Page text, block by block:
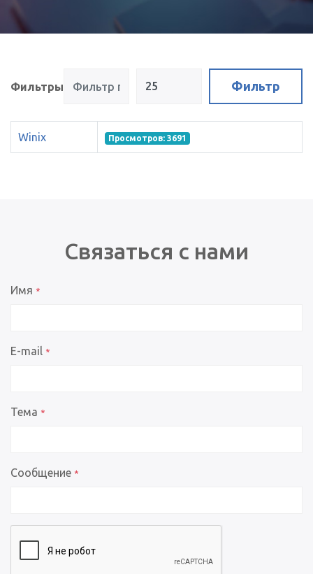
Фильтры Фильтр
Winix Просмотров: 3691
Связаться с нами
Имя *
E-mail *
Тема *
Сообщение *